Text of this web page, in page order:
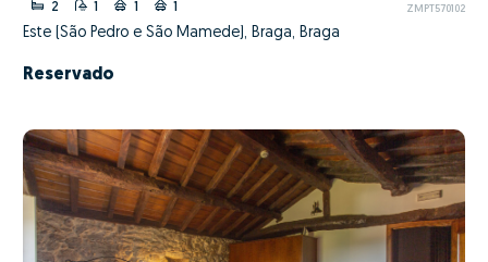
2 ZMPT570102
Este (São Pedro e São Mamede), Braga, Braga
Reservado